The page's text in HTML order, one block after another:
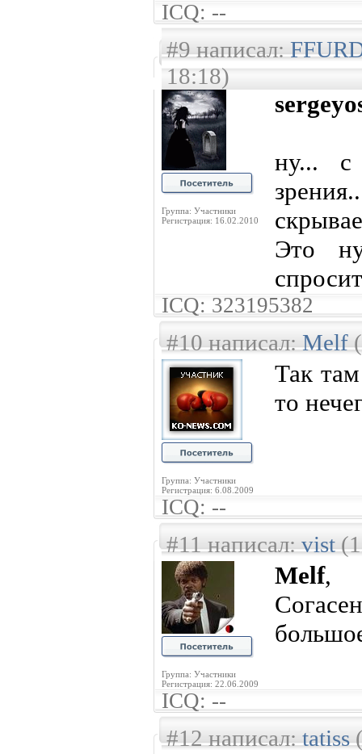
ICQ: --
#9 написал:
18:18)
Группа: Участники
Регистрация: 16.02.2010
ну... с
Это
ICQ: 323195382
#10 написал:Melf
Группа: Участники
Регистрация: 6.08.2009
Так
то
ICQ: --
#11 написал:vist
Группа: Участники
Регистрация: 22.06.2009
Melf,
ICQ: --
#12 написал:tatiss